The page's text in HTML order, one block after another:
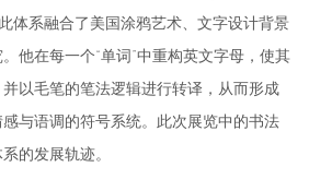
体系融合了美国涂鸦艺术、文字设计背景
他在每一个“单词”中重构英文字母，使其
以毛笔的笔法逻辑进行转译，从而形成
与语调的符号系统。此次展览中的书法
的发展轨迹。